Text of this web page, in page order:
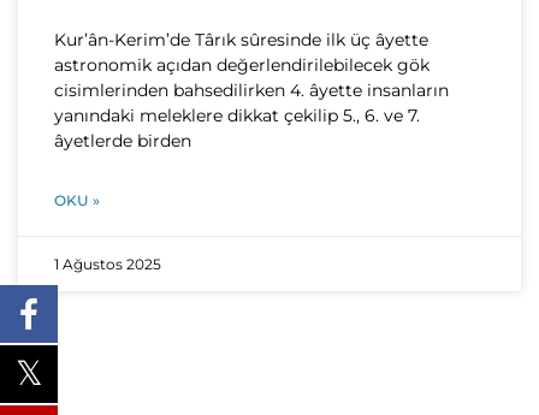
Kur’ân-Kerim’de Târık sûresinde ilk üç âyette
astronomik açıdan değerlendirilebilecek gök
cisimlerinden bahsedilirken 4. âyette insanların
yanındaki meleklere dikkat çekilip 5., 6. ve 7.
âyetlerde birden
OKU »
1 Ağustos 2025